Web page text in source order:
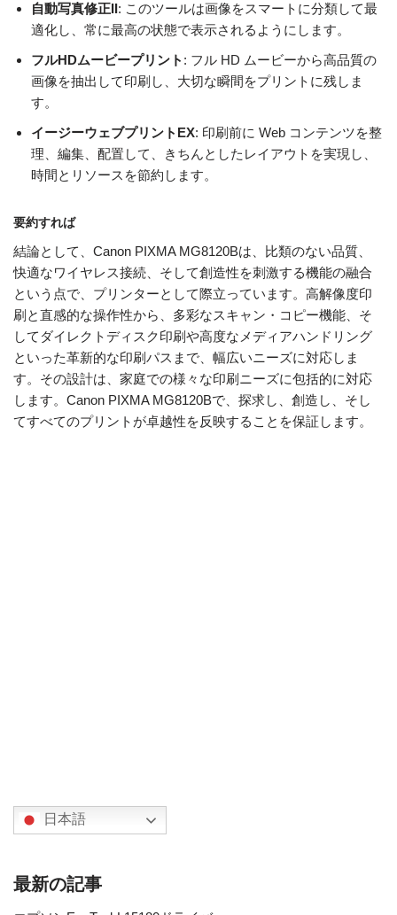
自動写真修正II: このツールは画像をスマートに分類して最
適化し、常に最高の状態で表示されるようにします。
フルHDムービープリント : フル HD ムービーから高品質の
画像を抽出して印刷し、大切な瞬間をプリントに残しま
す。
イージーウェブプリントEX: 印刷前に Web コンテンツを整
理、編集、配置して、きちんとしたレイアウトを実現し、
時間とリソースを節約します。
要約すれば
結論として、Canon PIXMA MG8120Bは、比類のない品質、
快適なワイヤレス接続、そして創造性を刺激する機能の融合
という点で、プリンターとして際立っています。高解像度印
刷と直感的な操作性から、多彩なスキャン・コピー機能、そ
してダイレクトディスク印刷や高度なメディアハンドリング
といった革新的な印刷パスまで、幅広いニーズに対応しま
す。その設計は、家庭での様々な印刷ニーズに包括的に対応
します。Canon PIXMA MG8120Bで、探求し、創造し、そし
てすべてのプリントが卓越性を反映することを保証します。
日本語
最新の記事